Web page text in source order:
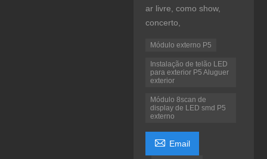
ar livre, como show,
concerto,
Módulo externo P5
Instalação de telão LED
para exterior P5 Aluguer
exterior
Módulo 8scan de
display de LED smd P5
externo
 Email